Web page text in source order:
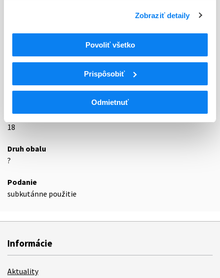
Zobraziť detaily
Povoliť všetko
Prispôsobiť
Odmietnuť
R03
Antiastmatiká
Iné antiastmatiká na systémové použitie
R03DX
Iné antiastmatiká na systémové použitie
Omalizumab
Exspirácia
18
Druh obalu
?
Podanie
subkutánne použitie
Informácie
Aktuality